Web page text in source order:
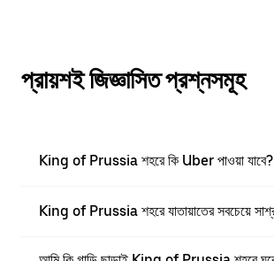
প্রায়শই জিজ্ঞাসিত প্রশ্নসমূহ
King of Prussia শহরে কি Uber পাওয়া যাবে?
King of Prussia শহরে যাতায়াতের সবচেয়ে